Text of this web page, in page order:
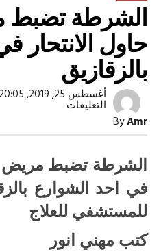
الشرطة تضبط
حاول الانتحار
بالزقازيق
ByAmr
أغسطس 25, 2019, 20:05 م
التعليقاتعلى
مريض
حاول
الانتحار
في
احد
الشوارع
بالزقازيق
مغلقة
الشرطة تضبط مريض
في احد الشوارع
للمستشفي للعلاج
كتب مهني انور